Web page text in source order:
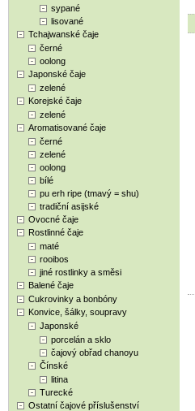
sypané
lisované
Tchajwanské čaje
černé
oolong
Japonské čaje
zelené
Korejské čaje
zelené
Aromatisované čaje
černé
zelené
oolong
bílé
pu erh ripe (tmavý = shu)
tradiční asijské
Ovocné čaje
Rostlinné čaje
maté
rooibos
jiné rostlinky a směsi
Balené čaje
Cukrovinky a bonbóny
Konvice, šálky, soupravy
Japonské
porcelán a sklo
čajový obřad chanoyu
Čínské
litina
Turecké
Ostatní čajové příslušenství